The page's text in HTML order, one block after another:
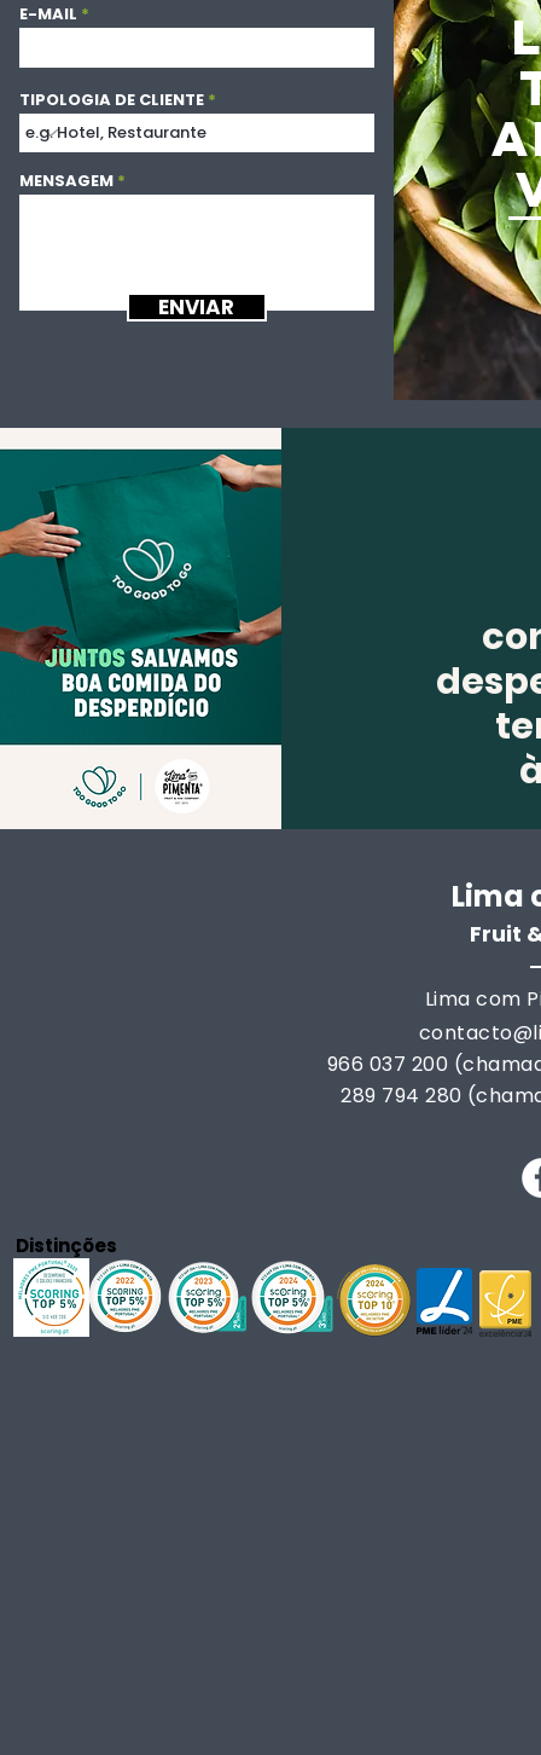
E-MAIL
TIPOLOGIA DE CLIENTE
MENSAGEM
ENVIAR
Lima
Fruit
Lima com
966 037 200
289 794 280
Distinções